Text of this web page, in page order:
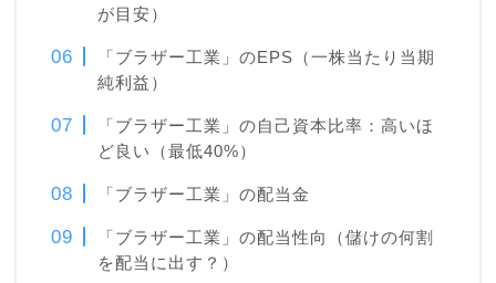
が目安）
「ブラザー工業」のEPS（一株当たり当期
純利益）
「ブラザー工業」の自己資本比率：高いほ
ど良い（最低40%）
「ブラザー工業」の配当金
「ブラザー工業」の配当性向（儲けの何割
を配当に出す？）